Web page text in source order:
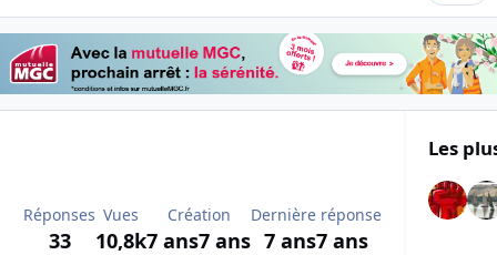
Réponses
33
Vues
10,8k
Création
7 ans7 ans
Dernière réponse
7 ans7 ans
Les